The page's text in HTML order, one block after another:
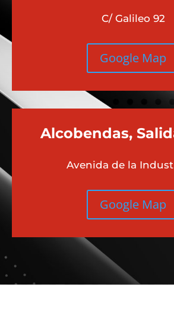
C/ Galileo 92
Google Map
Alcobendas,
Avenida de la
Google Map